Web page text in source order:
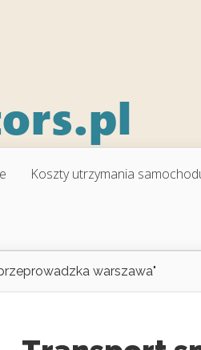
Koszty utrzymania
warszawa"